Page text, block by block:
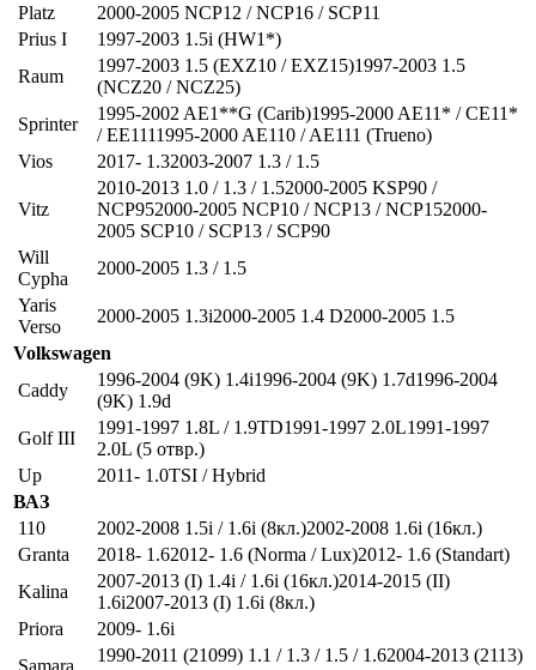
Platz
2000-2005 NCP12 / NCP16 / SCP11
Prius I
1997-2003 1.5i (HW1*)
Raum
1997-2003 1.5 (EXZ10 / EXZ15)1997-2003 1.5
(NCZ20 / NCZ25)
Sprinter
1995-2002 AE1**G (Carib)1995-2000 AE11* / CE11*
/ EE1111995-2000 AE110 / AE111 (Trueno)
Vios
2017- 1.32003-2007 1.3 / 1.5
Vitz
2010-2013 1.0 / 1.3 / 1.52000-2005 KSP90 /
NCP952000-2005 NCP10 / NCP13 / NCP152000-
2005 SCP10 / SCP13 / SCP90
Will
Cypha
2000-2005 1.3 / 1.5
Yaris
Verso
2000-2005 1.3i2000-2005 1.4 D2000-2005 1.5
Volkswagen
Caddy
1996-2004 (9K) 1.4i1996-2004 (9K) 1.7d1996-2004
(9K) 1.9d
Golf III
1991-1997 1.8L / 1.9TD1991-1997 2.0L1991-1997
2.0L (5 отвр.)
Up
2011- 1.0TSI / Hybrid
ВАЗ
110
2002-2008 1.5i / 1.6i (8кл.)2002-2008 1.6i (16кл.)
Granta
2018- 1.62012- 1.6 (Norma / Lux)2012- 1.6 (Standart)
Kalina
2007-2013 (I) 1.4i / 1.6i (16кл.)2014-2015 (II)
1.6i2007-2013 (I) 1.6i (8кл.)
Priora
2009- 1.6i
Samara
1990-2011 (21099) 1.1 / 1.3 / 1.5 / 1.62004-2013 (2113)